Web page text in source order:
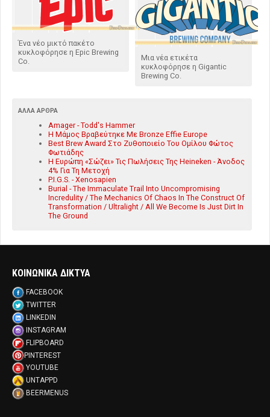
Ένα νέο μικτό πακέτο
κυκλοφόρησε η Epic Brewing
Co.
Μια νέα ετικέτα
κυκλοφόρησε η Gigantic
Brewing Co.
ΆΛΛΑ ΆΡΘΡΑ
Amager - Todd's Hammer
Η Μάμος Βραβεύτηκε Με Bronze Effie Europe
Best Brew Award Στο Ζυθοποιείο Του Ομίλου Φώτος
Φωτιάδης
Η Ευρώπη «Σώζει» Τις Πωλήσεις Της Heineken - Άνοδος
4% Για Τη Μετοχή
P.I.G.S. - Xenosapien
Burial - The Immaculate Trail Into Uncompromising
Incredulity / The Mechanics Of Chaos In The Construct Of
Transformation / Ultralight / All We Become Is Just Dirt In
The Ground
ΚΟΙΝΩΝΙΚΑ ΔΙΚΤΥΑ
FACEBOOK
TWITTER
LINKEDIN
INSTAGRAM
FLIPBOARD
PINTEREST
YOUTUBE
UNTAPPD
BEERMENUS